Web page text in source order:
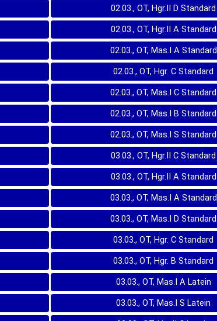
02.03., OT, Hgr.II D Standard
02.03., OT, Hgr.II A Standard
02.03., OT, Mas.I A Standard
02.03., OT, Hgr. C Standard
02.03., OT, Mas.I C Standard
02.03., OT, Mas.I B Standard
02.03., OT, Mas.I S Standard
03.03., OT, Hgr.II C Standard
03.03., OT, Hgr.II A Standard
03.03., OT, Mas.I A Standard
03.03., OT, Mas.I D Standard
03.03., OT, Hgr. C Standard
03.03., OT, Hgr. B Standard
03.03., OT, Mas.I A Latein
03.03., OT, Mas.I S Latein